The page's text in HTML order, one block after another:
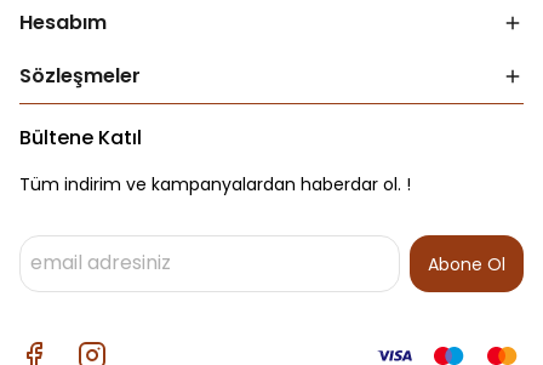
Hesabım
Sözleşmeler
Bültene Katıl
Tüm indirim ve kampanyalardan haberdar ol. !
Abone Ol